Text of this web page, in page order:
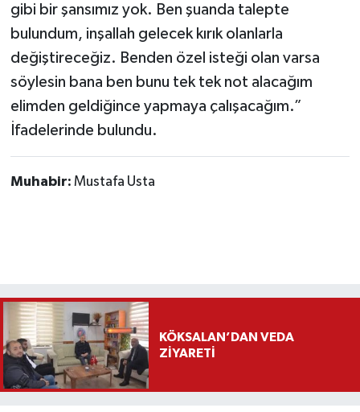
gibi bir şansımız yok. Ben şuanda talepte
bulundum, inşallah gelecek kırık olanlarla
değiştireceğiz. Benden özel isteği olan varsa
söylesin bana ben bunu tek tek not alacağım
elimden geldiğince yapmaya çalışacağım.”
İfadelerinde bulundu.
Muhabir: Mustafa Usta
KÖKSALAN’DAN VEDA
ZİYARETİ